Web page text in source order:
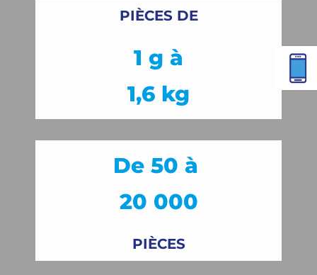
PIÈCES DE
1 g à
1,6 kg
De 50 à
20 000
PIÈCES